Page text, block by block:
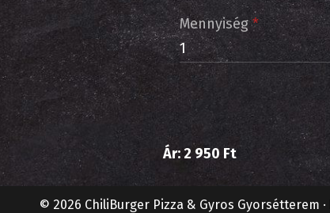
Mennyiség*
Ár:2 950 Ft
© 2026 ChiliBurger Pizza & Gyros Gyorsétterem